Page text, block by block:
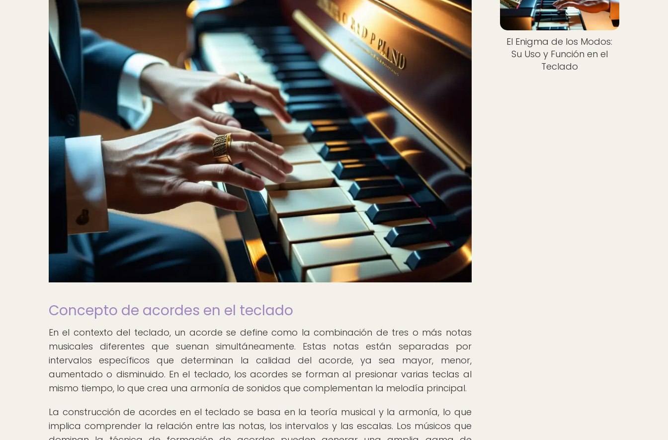
Concepto de acordes en el teclado
En el contexto del teclado, un acorde se define como la combinación de tres o más notas
musicales diferentes que suenan simultáneamente. Estas notas están separadas por
intervalos específicos que determinan la calidad del acorde, ya sea mayor, menor,
aumentado o disminuido. En el teclado, los acordes se forman al presionar varias teclas al
mismo tiempo, lo que crea una armonía de sonidos que complementan la melodía principal.
La construcción de acordes en el teclado se basa en la teoría musical y la armonía, lo que
implica comprender la relación entre las notas, los intervalos y las escalas. Los músicos que
El Enigma de los Modos:
Su Uso y Función en el
Teclado